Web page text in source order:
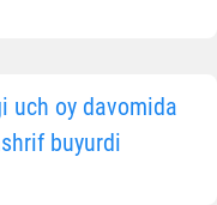
uch oy davomida
buyurdi